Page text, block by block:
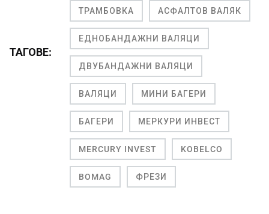
ТАГОВЕ:
ТРАМБОВКА АСФАЛТОВ ВАЛЯК
ЕДНОБАНДАЖНИ ВАЛЯЦИ
ДВУБАНДАЖНИ ВАЛЯЦИ
ВАЛЯЦИ МИНИ БАГЕРИ
БАГЕРИ МЕРКУРИ ИНВЕСТ
MERCURY INVEST KOBELCO
BOMAG ФРЕЗИ